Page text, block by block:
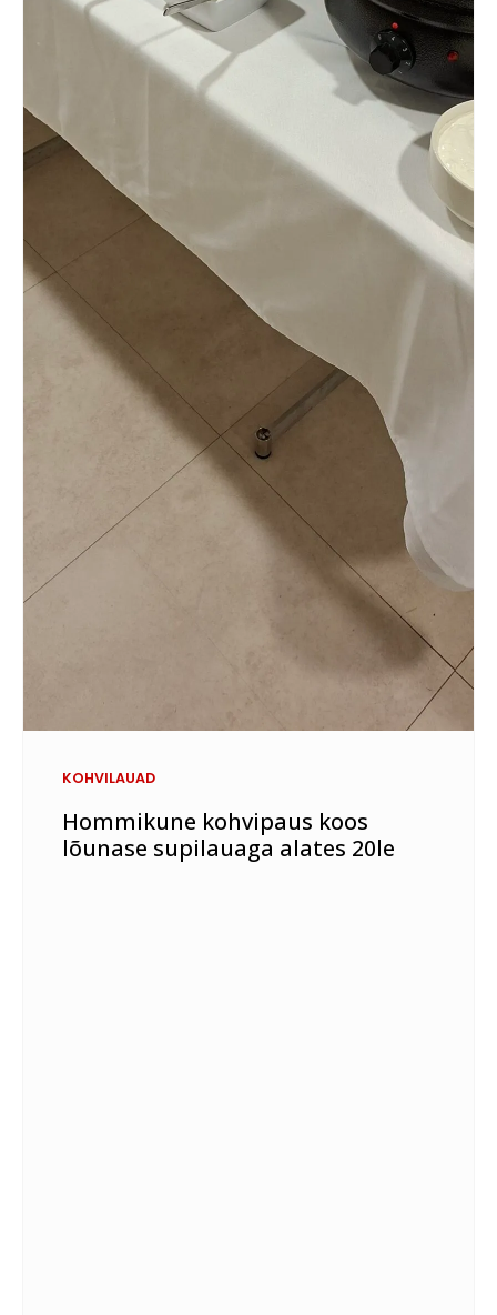
KOHVILAUAD
Hommikune kohvipaus koos
lõunase supilauaga alates 20le